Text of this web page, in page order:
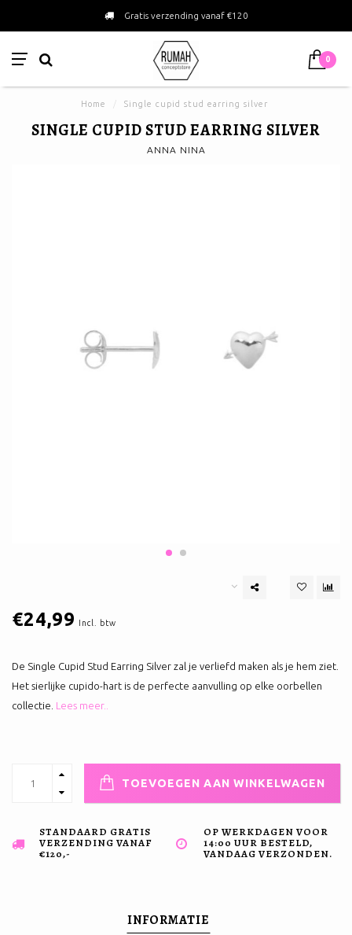
Gratis verzending vanaf €120
0
Home Single cupid stud earring silver
SINGLE CUPID STUD EARRING SILVER
ANNA NINA
€24,99 Incl. btw
De Single Cupid Stud Earring Silver zal je verliefd maken als je hem ziet.
Het sierlijke cupido-hart is de perfecte aanvulling op elke oorbellen
collectie. Lees meer..
TOEVOEGEN AAN WINKELWAGEN
STANDAARD GRATIS
VERZENDING VANAF
€120,-
OP WERKDAGEN VOOR
14:00 UUR BESTELD,
VANDAAG VERZONDEN.
INFORMATIE